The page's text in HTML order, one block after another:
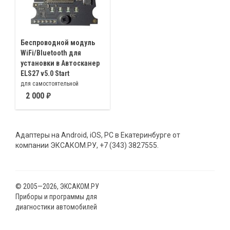
Беспроводной модуль
WiFi/Bluetooth для
установки в Автосканер
ELS27 v5.0 Start
для самостоятельной
установки в адаптеры ELS27 V5
2 000
Адаптеры на Android, iOS, PC в Екатеринбурге от
компании ЭКСАКОМ.РУ, +7 (343) 3827555.
© 2005—2026, ЭКСАКОМ.РУ
Приборы и программы для
диагностики автомобилей